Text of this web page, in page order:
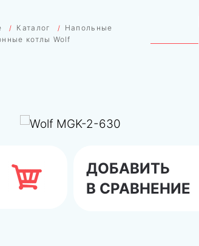
Каталог
Напольные
котлы Wolf
ДОБАВИТЬ
В СРАВНЕНИЕ